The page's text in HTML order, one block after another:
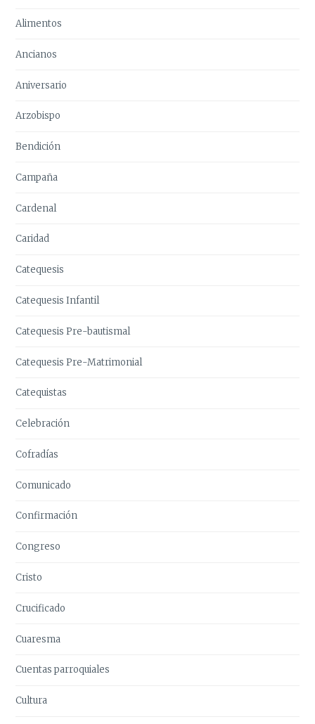
Alimentos
Ancianos
Aniversario
Arzobispo
Bendición
Campaña
Cardenal
Caridad
Catequesis
Catequesis Infantil
Catequesis Pre-bautismal
Catequesis Pre-Matrimonial
Catequistas
Celebración
Cofradías
Comunicado
Confirmación
Congreso
Cristo
Crucificado
Cuaresma
Cuentas parroquiales
Cultura